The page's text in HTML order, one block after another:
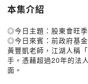
本集介紹
◎今日主題：股東會旺
◎今日來賓：前政府基
黃豐凱老師，江湖人稱
手。憑藉超過20年的法
面。